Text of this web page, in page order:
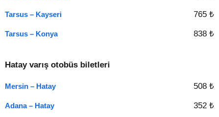
Tarsus – Kayseri 765 ₺
Tarsus – Konya 838 ₺
Hatay varış otobüs biletleri
Mersin – Hatay 508 ₺
Adana – Hatay 352 ₺